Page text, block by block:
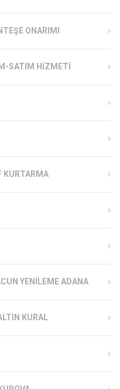
ONARIMI
SATIM HIZMETI
KURTARMA
YENILEME ADANA
KURAL